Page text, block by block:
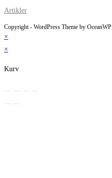
Artikler
Copyright - WordPress Theme by OceanWP
×
×
Kurv